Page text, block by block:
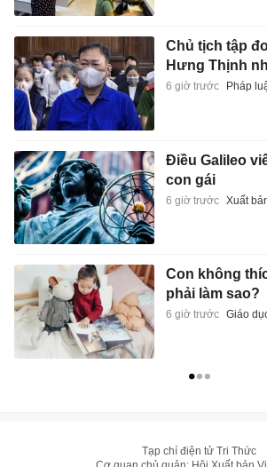
Chủ tịch tập
Hưng Thịnh
6 giờ trước Pháp
Điều Galileo
con gái
6 giờ trước Xuất
Con không
phải làm sao?
6 giờ trước Giáo
Tạp chí điện tử Tri Thức